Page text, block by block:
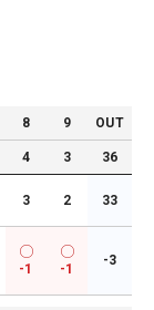
8 9 OUT
4 3 36
3 2 33
-1 -1
-3